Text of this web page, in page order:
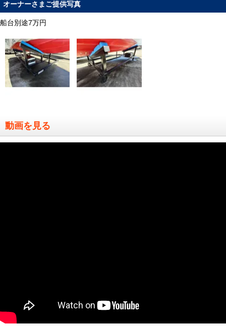
オーナーさまご提供写真
船台別途7万円
動画を見る